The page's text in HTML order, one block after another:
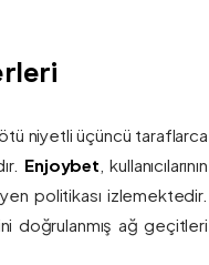
niyetli üçüncü taraflarca
Enjoybet , kullanıcılarının
politikası izlemektedir.
doğrulanmış ağ geçitleri